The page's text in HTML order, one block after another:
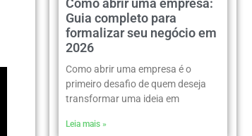
Como abrir uma empresa:
Guia completo para
formalizar seu negócio em
2026
Como abrir uma empresa é o
primeiro desafio de quem deseja
transformar uma ideia em
Leia mais »